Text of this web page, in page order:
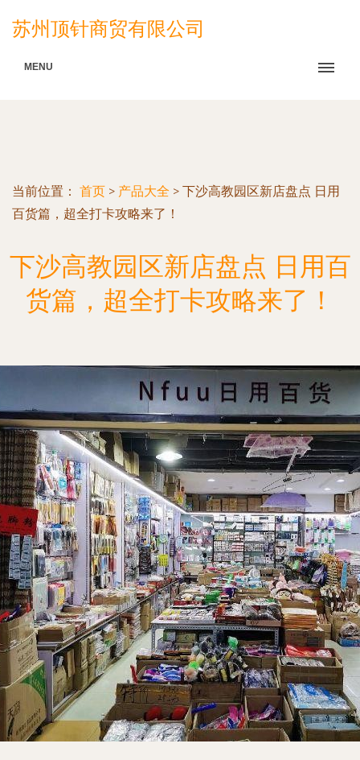
苏州顶针商贸有限公司
MENU
当前位置： 首页 > 产品大全 > 下沙高教园区新店盘点 日用
百货篇，超全打卡攻略来了！
下沙高教园区新店盘点 日用百
货篇，超全打卡攻略来了！